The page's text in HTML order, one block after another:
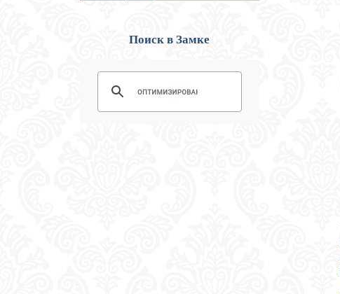
Поиск в Замке